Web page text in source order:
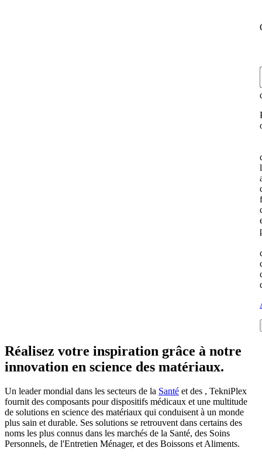
Réalisez votre inspiration grâce à notre
innovation en science des matériaux.
Un leader mondial dans les secteurs de la Santé et des , TekniPlex
fournit des composants pour dispositifs médicaux et une multitude
de solutions en science des matériaux qui conduisent à un monde
plus sain et durable. Ses solutions se retrouvent dans certains des
noms les plus connus dans les marchés de la Santé, des Soins
Personnels, de l'Entretien Ménager, et des Boissons et Aliments.